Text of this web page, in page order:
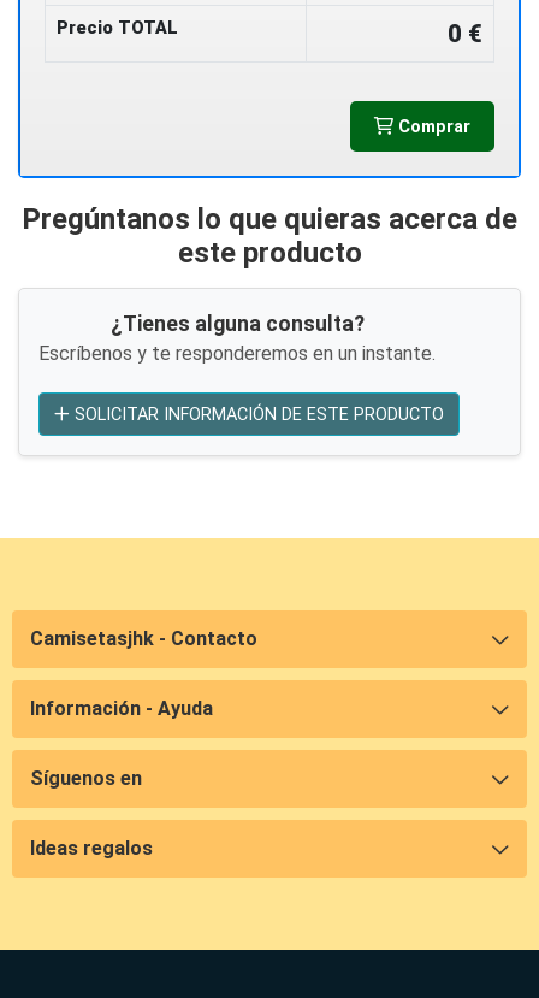
Precio TOTAL
0 €
Comprar
Pregúntanos lo que quieras acerca de
este producto
¿Tienes alguna consulta?
Escríbenos y te responderemos en un instante.
SOLICITAR INFORMACIÓN DE ESTE PRODUCTO
Camisetasjhk - Contacto
Información - Ayuda
Síguenos en
Ideas regalos